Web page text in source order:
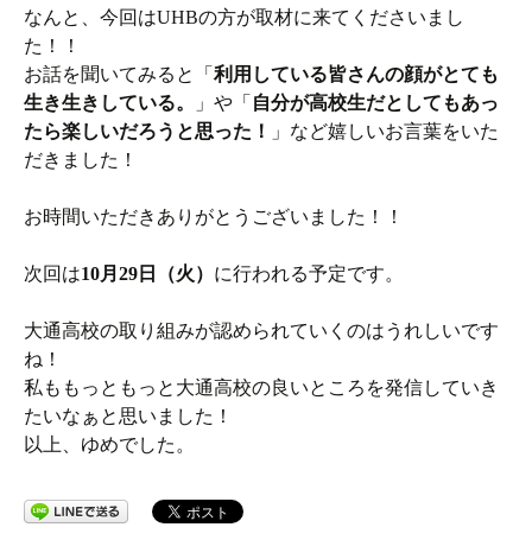
なんと、今回はUHBの方が取材に来てくださいまし
た！！
お話を聞いてみると「 利用している皆さんの顔がとても
生き生きしている。
」や「 自分が高校生だとしてもあっ
たら楽しいだろうと思った！
」など嬉しいお言葉をいた
だきました！
お時間いただきありがとうございました！！
次回は10月29日（火） に行われる予定です。
大通高校の取り組みが認められていくのはうれしいです
ね！
私ももっともっと大通高校の良いところを発信していき
たいなぁと思いました！
以上、ゆめでした。